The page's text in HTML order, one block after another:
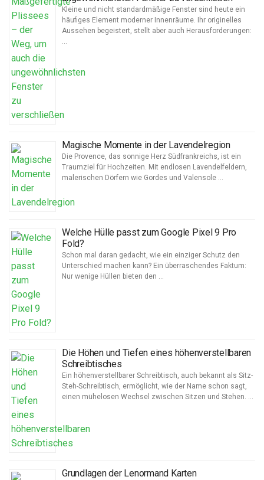
Kleine und nicht standardmäßige Fenster sind heute ein
häufiges Element moderner Innenräume. Ihr originelles
Aussehen begeistert, stellt aber auch Herausforderungen:
…
Magische Momente in der Lavendelregion
Die Provence, das sonnige Herz Südfrankreichs, ist ein
Traumziel für Hochzeiten. Mit endlosen Lavendelfeldern,
malerischen Dörfern wie Gordes und Valensole …
Welche Hülle passt zum Google Pixel 9 Pro
Fold?
Schon mal daran gedacht, wie ein einziger Schutz den
Unterschied machen kann? Ein überraschendes Faktum:
Nur wenige Hüllen bieten den …
Die Höhen und Tiefen eines höhenverstellbaren
Schreibtisches
Ein höhenverstellbarer Schreibtisch, auch bekannt als Sitz-
Steh-Schreibtisch, ermöglicht, wie der Name schon sagt,
einen mühelosen Wechsel zwischen Sitzen und Stehen. …
Grundlagen der Lenormand Karten